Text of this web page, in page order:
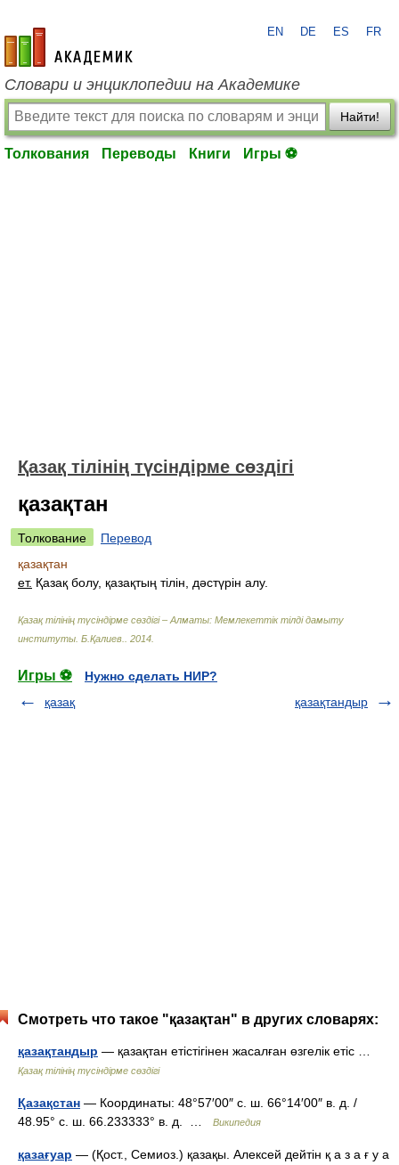
academic.ru
EN DE ES FR
Словари и энциклопедии на Академике
Найти!
Толкования Переводы Книги Игры ⚽
Қазақ тілінің түсіндірме сөздігі
қазақтан
Толкование
Перевод
қазақтан
ет. Қазақ болу, қазақтың тілін, дәстүрін алу.
Қазақ тілінің түсіндірме сөздігі – Алматы: Мемлекеттік тілді дамыту
институты Б.Қалиев. 2014
Игры ⚽
Нужно сделать НИР?
қазақ
қазақтандыр
Смотреть что такое "қазақтан" в других словарях:
қазақтандыр — қазақтан етістігінен жасалған өзгелік етіс …
Қазақ тілінің түсіндірме сөздігі
Қазақстан — Координаты: 48°57′00″ с. ш. 66°14′00″ в. д. /
48.95° с. ш. 66.233333° в. д. …
Википедия
қазағуар — (Қост., Семиоз.) қазақы. Алексей дейтін қ а з а ғ у а